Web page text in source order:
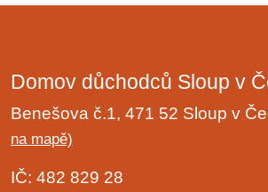
Domov důchodců Sloup v
Benešova č.1, 471 52 Sloup v
na mapě)
IČ: 482 829 28